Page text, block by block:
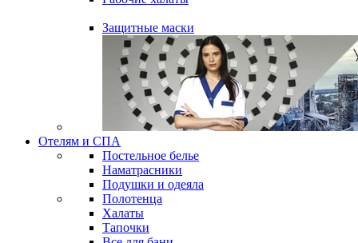
Защитные маски
Отелям и СПА
Постельное белье
Наматрасники
Подушки и одеяла
Полотенца
Халаты
Тапочки